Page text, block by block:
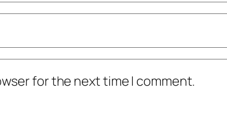
for the next time I comment.